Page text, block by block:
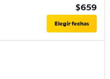
$659
Elegir fechas